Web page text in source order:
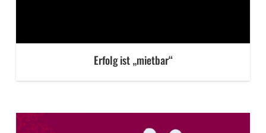
Erfolg ist „mietbar“